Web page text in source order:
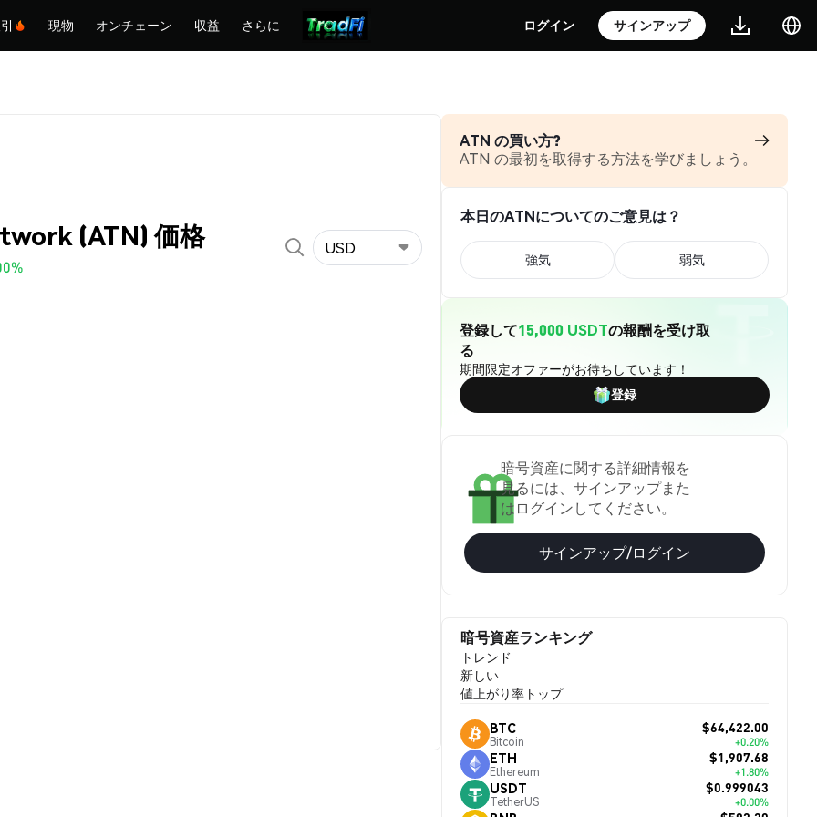
現物 オンチェーン 収益 さらに ログイン サインアップ
(ATN) 価格 USD
ATN の買い方?
ATN の最初を取得する方法を学びましょう。
本日のATNについてのご意見は？
強気 弱気
登録して15,000 USDTの報酬を受け取
る
期間限定オファーがお待ちしています！
登録
暗号資産に関する詳細情報を
見るには、サインアップまた
はログインしてください。
サインアップ/ログイン
暗号資産ランキング
トレンド
新しい
値上がり率トップ
BTC
Bitcoin
$64,422.00
+0.20%
ETH
Ethereum
$1,907.68
+1.80%
USDT
TetherUS
$0.999043
+0.00%